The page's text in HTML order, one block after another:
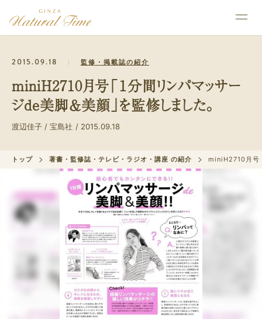
2015.09.18 監修・掲載誌の紹介
miniH2710月号「１分間リンパマッサー
ジde美脚＆美顔」を監修しました。
渡辺佳子 / 宝島社 / 2015.09.18
トップ 著書・監修誌・テレビ・ラジオ・講座 の紹介 miniH2710月号